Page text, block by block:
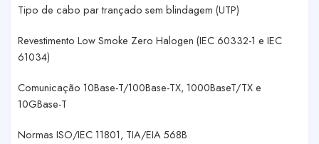
Tipo de cabo par trançado sem blindagem (UTP)
Revestimento Low Smoke Zero Halogen (IEC 60332-1 e IEC
61034)
Comunicação 10Base-T/100Base-TX, 1000BaseT/TX e
10GBase-T
Normas ISO/IEC 11801, TIA/EIA 568B